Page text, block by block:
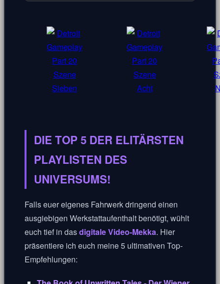
DIE TOP 5 DER ELITÄRSTEN
PLAYLISTEN DES
UNIVERSUMS!
Falls euer eigenes Fahrwerk dringend einen
ausgiebigen Werkstattaufenthalt benötigt, wühlt
euch tief in dasdigitale Video-Mekka. Hier
präsentiere ich euch meine 5 ultimativen Top-
Empfehlungen: